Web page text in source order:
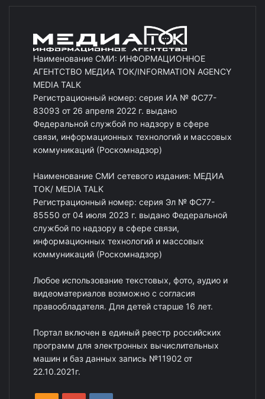
Наименование СМИ: ИНФОРМАЦИОННОЕ
АГЕНТСТВО МЕДИА ТОК/INFORMATION AGENCY
MEDIA TALK
Регистрационный номер: серия ИА № ФС77-
83093 от 26 апреля 2022 г. выдано
Федеральной службой по надзору в сфере
связи, информационных технологий и массовых
коммуникаций (Роскомнадзор)
Наименование СМИ сетевого издания: МЕДИА
ТОК/ MEDIA TALK
Регистрационный номер: серия Эл № ФС77-
85550 от 04 июля 2023 г. выдано Федеральной
службой по надзору в сфере связи,
информационных технологий и массовых
коммуникаций (Роскомнадзор)
Любое использование текстовых, фото, аудио и
видеоматериалов возможно с согласия
правообладателя. Для детей старше 16 лет.
Портал включен в единый реестр российских
программ для электронных вычислительных
машин и баз данных запись №11902 от
22.10.2021г.